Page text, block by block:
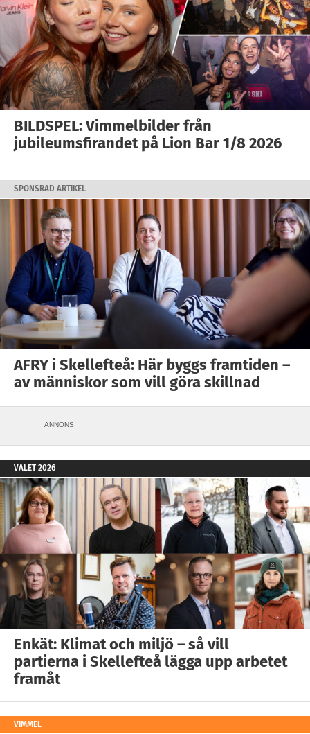
BILDSPEL: Vimmelbilder från
jubileumsfirandet på Lion Bar 1/8 2026
SPONSRAD ARTIKEL
AFRY i Skellefteå: Här byggs framtiden –
av människor som vill göra skillnad
ANNONS
VALET 2026
Enkät: Klimat och miljö – så vill
partierna i Skellefteå lägga upp arbetet
framåt
VIMMEL